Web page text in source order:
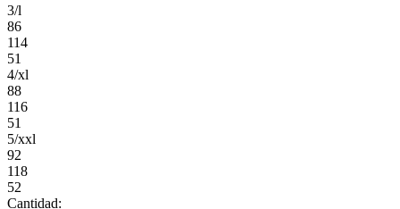
3/l
86
114
51
4/xl
88
116
51
5/xxl
92
118
52
Cantidad: